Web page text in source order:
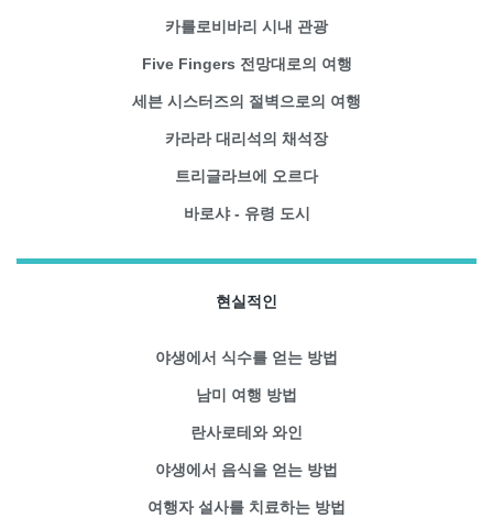
카를로비바리 시내 관광
Five Fingers 전망대로의 여행
세븐 시스터즈의 절벽으로의 여행
카라라 대리석의 채석장
트리글라브에 오르다
바로샤 - 유령 도시
현실적인
야생에서 식수를 얻는 방법
남미 여행 방법
란사로테와 와인
야생에서 음식을 얻는 방법
여행자 설사를 치료하는 방법